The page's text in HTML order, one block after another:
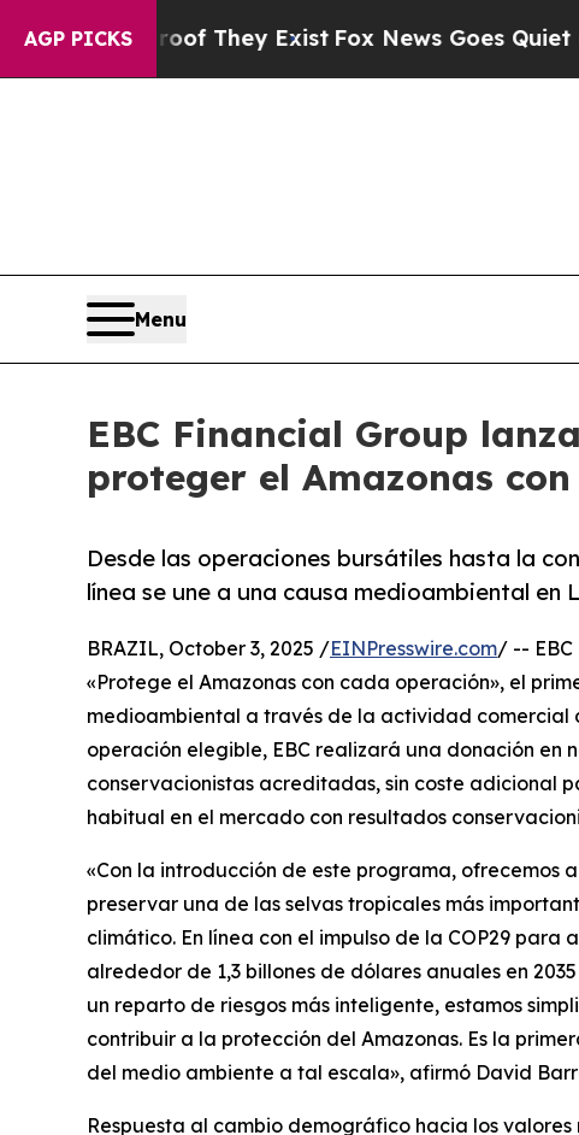
AGP PICKS
Proof They ExistFox News Goes Quiet as 'Maga
Menu
EBC Financial Group
proteger el Amazonas
Desde las operaciones bursátiles hasta la
línea se une a una causa medioambiental en
BRAZIL, October 3, 2025 /EINPresswire.com/ -- EBC
«Protege el Amazonas con cada operación», el
medioambiental a través de la actividad comercial
operación elegible, EBC realizará una donación en
conservacionistas acreditadas, sin coste adicional
habitual en el mercado con resultados
«Con la introducción de este programa, ofrecemos
preservar una de las selvas tropicales más
climático. En línea con el impulso de la COP29
alrededor de 1,3 billones de dólares anuales en
un reparto de riesgos más inteligente, estamos
contribuir a la protección del Amazonas. Es la
del medio ambiente a tal escala», afirmó David
Respuesta al cambio demográfico hacia los